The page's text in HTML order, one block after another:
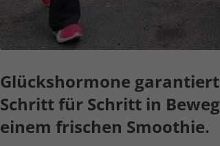
Glückshormone
Schritt für Schritt in
einem frischen Smoothie.